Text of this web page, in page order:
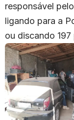
responsável
ligando para a
ou discando